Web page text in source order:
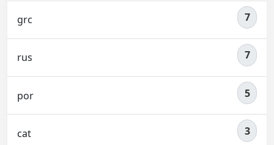
grc 7
rus 7
por 5
cat 3